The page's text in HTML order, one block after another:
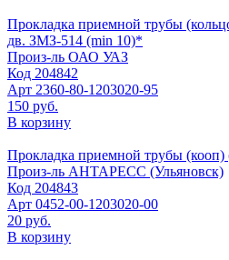
Прокладка приемной трубы
дв. ЗМЗ-514 (min 10)*
Произ-ль ОАО УАЗ
Код 204842
Арт 2360-80-1203020-95
150 руб.
В корзину
Прокладка приемной трубы
Произ-ль АНТАРЕСС (Ульяновск)
Код 204843
Арт 0452-00-1203020-00
20 руб.
В корзину